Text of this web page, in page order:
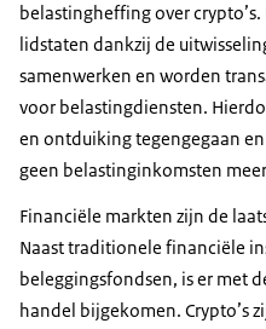
belastingheffing over
lidstaten dankzij de
samenwerken en worden
voor belastingdiensten.
en ontduiking tegengegaan
geen belastinginkomsten
Financiële markten zijn de
Naast traditionele financiële
beleggingsfondsen, is er met
handel bijgekomen. Crypto’s